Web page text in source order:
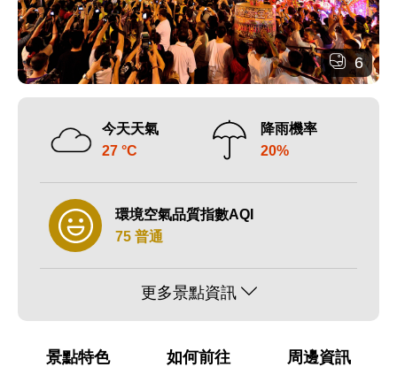
6
今天天氣
27 °C
降雨機率
20%
環境空氣品質指數AQI
75 普通
更多景點資訊
景點特色 如何前往 周邊資訊